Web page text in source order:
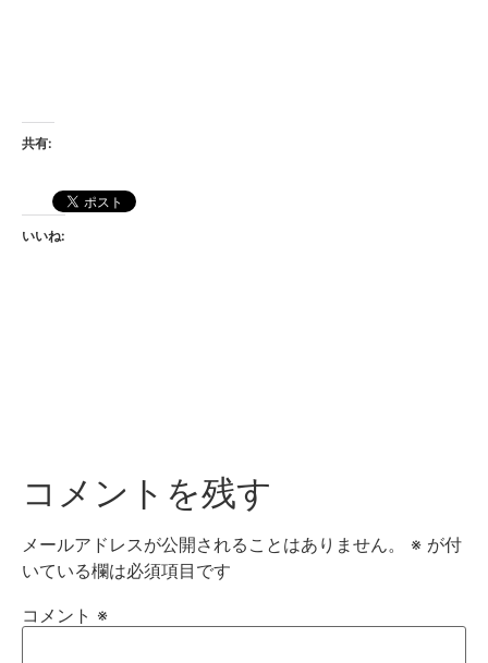
共有:
いいね:
コメントを残す
メールアドレスが公開されることはありません。 ※ が付
いている欄は必須項目です
コメント ※